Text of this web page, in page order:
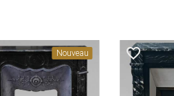
Nouveau favorite_border